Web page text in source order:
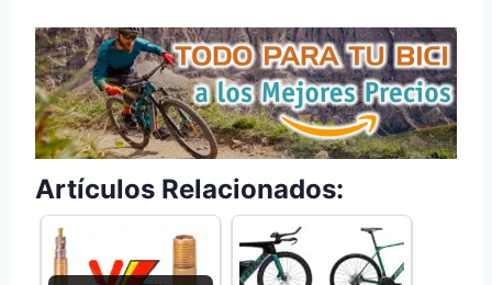
Artículos Relacionados: